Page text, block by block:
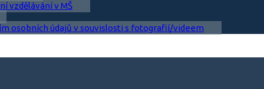
vzdělávání v MŠ
osobních údajů v souvislosti s fotografií/videem